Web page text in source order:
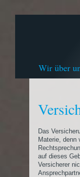
Wir über
Das
Materie, denn
auf dieses
Versicherer